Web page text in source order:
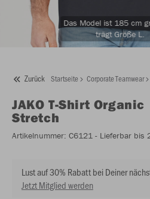
Das Model ist 185 cm
trägt Größe L.
Zurück Startseite Corporate Teamwear
JAKO T-Shirt Organic
Stretch
Artikelnummer: C6121 - Lieferbar bis
Lust auf 30% Rabatt bei Deiner
Jetzt Mitglied werden